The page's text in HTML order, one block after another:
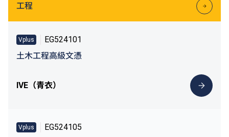
工程
Vplus
EG524101
土木工程高級文憑
IVE（青衣）
Vplus
EG524105